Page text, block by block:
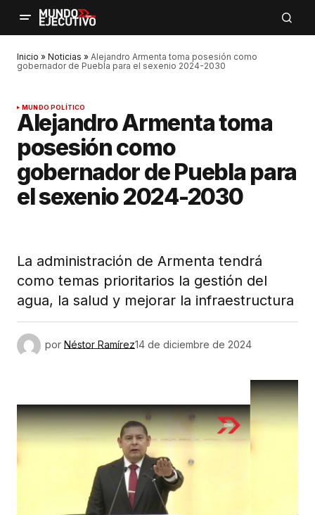
Inicio » Noticias » Alejandro Armenta toma posesión como
gobernador de Puebla para el sexenio 2024-2030
MUNDO POLÍTICO
Alejandro Armenta toma
posesión como
gobernador de Puebla para
el sexenio 2024-2030
La administración de Armenta tendrá
como temas prioritarios la gestión del
agua, la salud y mejorar la infraestructura
por Néstor Ramírez14 de diciembre de 2024